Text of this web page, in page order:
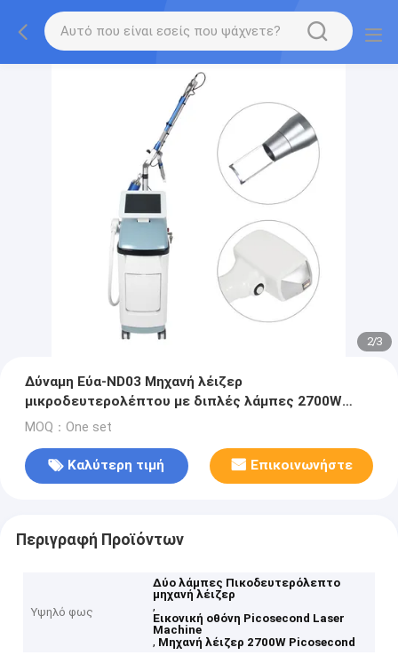
2/3
Δύναμη Εύα-ND03 Μηχανή λέιζερ
μικροδευτερολέπτου με διπλές λάμπες 2700W
Δύναμη λέιζερ 85KG Καθαρό βάρος
MOQ：One set
Καλύτερη τιμή Επικοινωνήστε
Περιγραφή Προϊόντων
Υψηλό φως
Δύο λάμπες Πικοδευτερόλεπτο
μηχανή λέιζερ
,
Εικονική οθόνη Picosecond Laser
Machine
, Μηχανή λέιζερ 2700W Picosecond